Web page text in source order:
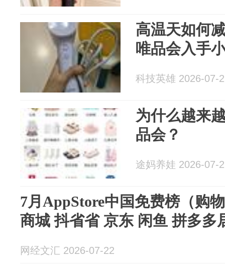
高温天如何
唯品会入手
科技英雄 2026-07-
为什么越来
品会？
途妈养娃 2026-07-
7月AppStore中国免费榜（购
商城 抖省省 京东 闲鱼 拼多多
网经文汇 2026-07-22